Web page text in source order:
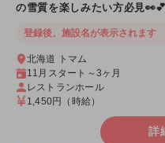
の雪質を楽しみたい方必見
登録後、施設名が表示されます
北海道 トマム
11月スタート～3ヶ月
レストランホール
1,450円 （時給）
詳